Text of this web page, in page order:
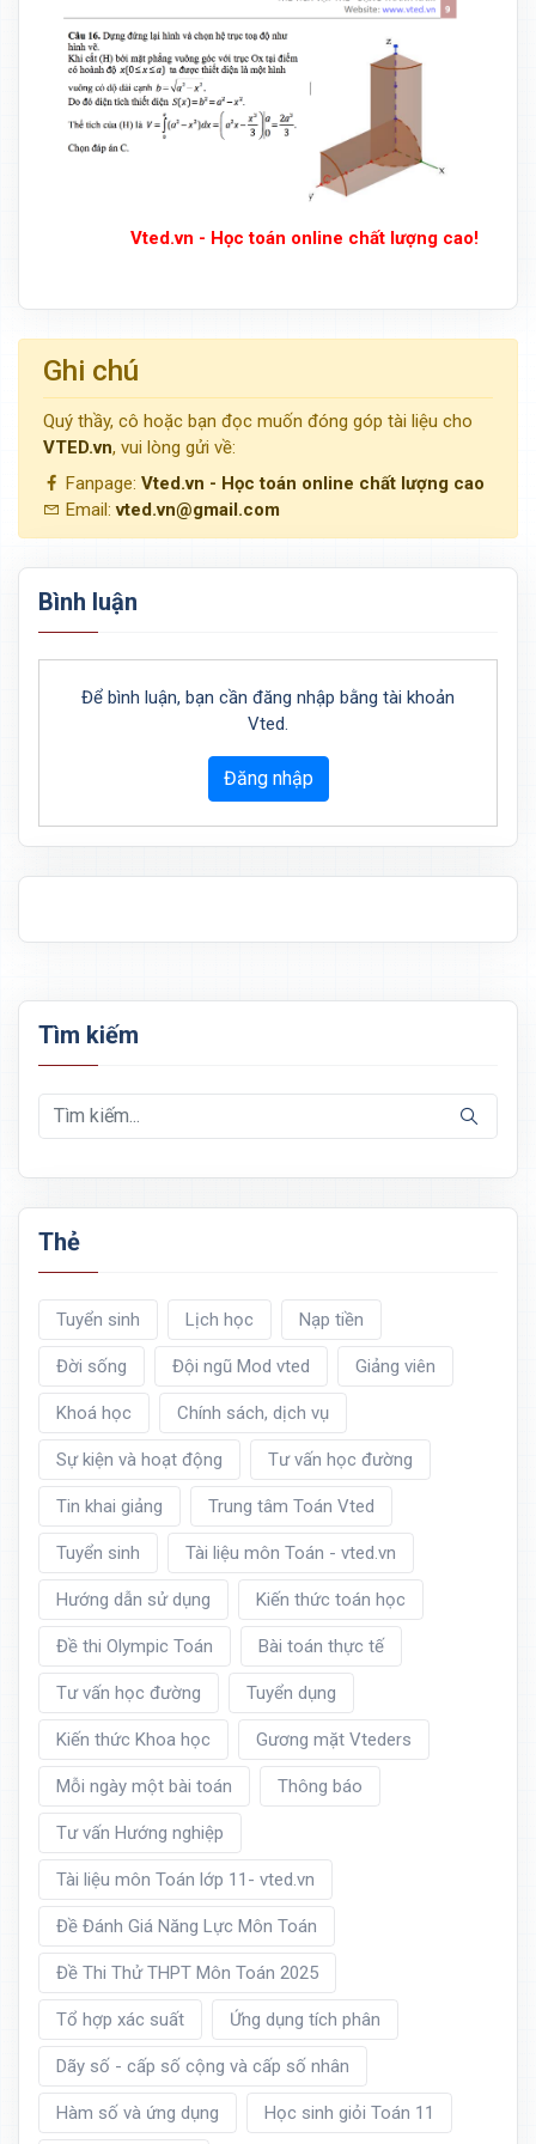
Vted.vn - Học toán online chất lượng cao!
Ghi chú
Quý thầy, cô hoặc bạn đọc muốn đóng góp tài liệu cho
VTED.vn, vui lòng gửi về:
Fanpage: Vted.vn - Học toán online chất lượng cao
Email:vted.vn@gmail.com
Bình luận
Để bình luận, bạn cần đăng nhập bằng tài khoản
Vted.
Đăng nhập
Tìm kiếm
Thẻ
Tuyển sinh Lịch học Nạp tiền
Đời sống Đội ngũ Mod vted Giảng viên
Khoá học Chính sách, dịch vụ
Sự kiện và hoạt động Tư vấn học đường
Tin khai giảng Trung tâm Toán Vted
Tuyển sinh Tài liệu môn Toán - vted.vn
Hướng dẫn sử dụng Kiến thức toán học
Đề thi Olympic Toán Bài toán thực tế
Tư vấn học đường Tuyển dụng
Kiến thức Khoa học Gương mặt Vteders
Mỗi ngày một bài toán Thông báo
Tư vấn Hướng nghiệp
Tài liệu môn Toán lớp 11- vted.vn
Đề Đánh Giá Năng Lực Môn Toán
Đề Thi Thử THPT Môn Toán 2025
Tổ hợp xác suất Ứng dụng tích phân
Dãy số - cấp số cộng và cấp số nhân
Hàm số và ứng dụng Học sinh giỏi Toán 11